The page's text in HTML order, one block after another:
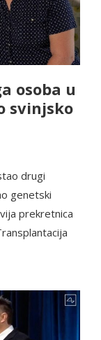
osoba u
svinjsko
drugi
genetski
prekretnica